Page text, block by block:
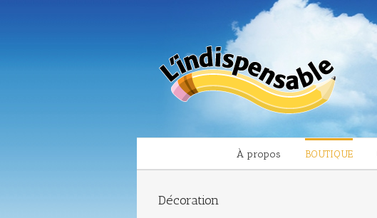
À propos BOUTIQUE
Décoration